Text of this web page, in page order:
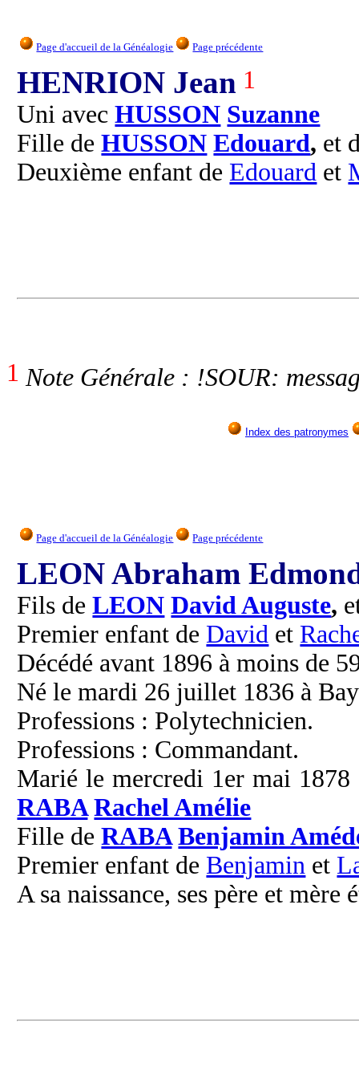
Page d'accueil de la Généalogie Page précédente
HENRION Jean 1
Uni avecHUSSON Suzanne
Fille deHUSSON Edouard, et
Deuxième enfant de Edouard et
1 Note Générale : !SOUR:
Index des patronymes
Page d'accueil de la Généalogie Page précédente
LEON Abraham
Fils deLEON David Auguste,
Premier enfant de David et
Décédé avant 1896 à moins de
Né le mardi 26 juillet 1836 à
Professions : Polytechnicien.
Professions : Commandant.
Marié le mercredi 1er mai 1878
RABA Rachel Amélie
Fille deRABA Benjamin
Premier enfant de Benjamin et
A sa naissance, ses père et mère